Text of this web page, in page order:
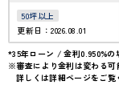
50坪以上
更新日：2026.08.01
*35年ローン / 金利0.950%の
※審査により金利は変わる可
詳しくは詳細ページをご覧